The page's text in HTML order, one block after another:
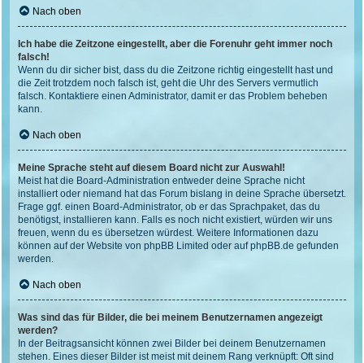
Nach oben
Ich habe die Zeitzone eingestellt, aber die Forenuhr geht immer noch
falsch!
Wenn du dir sicher bist, dass du die Zeitzone richtig eingestellt hast und
die Zeit trotzdem noch falsch ist, geht die Uhr des Servers vermutlich
falsch. Kontaktiere einen Administrator, damit er das Problem beheben
kann.
Nach oben
Meine Sprache steht auf diesem Board nicht zur Auswahl!
Meist hat die Board-Administration entweder deine Sprache nicht
installiert oder niemand hat das Forum bislang in deine Sprache übersetzt.
Frage ggf. einen Board-Administrator, ob er das Sprachpaket, das du
benötigst, installieren kann. Falls es noch nicht existiert, würden wir uns
freuen, wenn du es übersetzen würdest. Weitere Informationen dazu
können auf der Website von phpBB Limited oder aufphpBB.de gefunden
werden.
Nach oben
Was sind das für Bilder, die bei meinem Benutzernamen angezeigt
werden?
In der Beitragsansicht können zwei Bilder bei deinem Benutzernamen
stehen. Eines dieser Bilder ist meist mit deinem Rang verknüpft: Oft sind